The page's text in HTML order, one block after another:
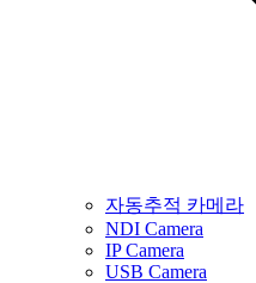
자동추적 카메라
NDI Camera
IP Camera
USB Camera